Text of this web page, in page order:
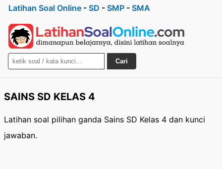
Latihan Soal Online - SD - SMP - SMA
Cari
SAINS SD KELAS 4
Latihan soal pilihan ganda Sains SD Kelas 4 dan kunci
jawaban.